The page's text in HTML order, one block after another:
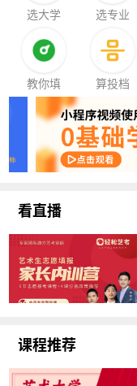
选大学 选专业
教你填 算投档
看直播
课程推荐